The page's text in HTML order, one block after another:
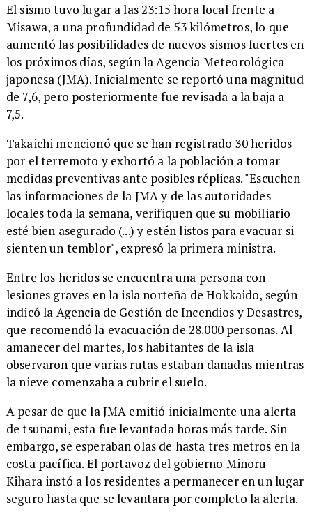
El sismo tuvo lugar a las 23:15 hora local frente a
Misawa, a una profundidad de 53 kilómetros, lo que
aumentó las posibilidades de nuevos sismos fuertes en
los próximos días, según la Agencia Meteorológica
japonesa (JMA). Inicialmente se reportó una magnitud
de 7,6, pero posteriormente fue revisada a la baja a
7,5.
Takaichi mencionó que se han registrado 30 heridos
por el terremoto y exhortó a la población a tomar
medidas preventivas ante posibles réplicas. "Escuchen
las informaciones de la JMA y de las autoridades
locales toda la semana, verifiquen que su mobiliario
esté bien asegurado (...) y estén listos para evacuar si
sienten un temblor", expresó la primera ministra.
Entre los heridos se encuentra una persona con
lesiones graves en la isla norteña de Hokkaido, según
indicó la Agencia de Gestión de Incendios y Desastres,
que recomendó la evacuación de 28.000 personas. Al
amanecer del martes, los habitantes de la isla
observaron que varias rutas estaban dañadas mientras
la nieve comenzaba a cubrir el suelo.
A pesar de que la JMA emitió inicialmente una alerta
de tsunami, esta fue levantada horas más tarde. Sin
embargo, se esperaban olas de hasta tres metros en la
costa pacífica. El portavoz del gobierno Minoru
Kihara instó a los residentes a permanecer en un lugar
seguro hasta que se levantara por completo la alerta.